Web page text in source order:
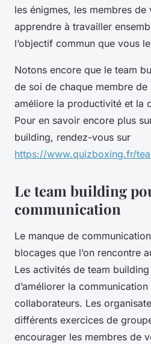
les énigmes, les membres
apprendre à travailler
l’objectif commun que vous
Notons encore que le team
de soi de chaque membre de
améliore la productivité et la
Pour en savoir encore plus
building, rendez-vous sur
https://www.quizboxing.fr/
Le team building
communication
Le manque de
blocages que l’on rencontre
Les activités de team
d’améliorer la
collaborateurs. Les
différents exercices de
encourager les membres de